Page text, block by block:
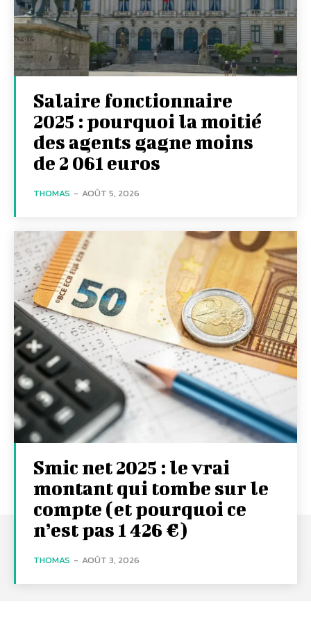
Salaire fonctionnaire
2025 : pourquoi la moitié
des agents gagne moins
de 2 061 euros
THOMAS - AOÛT 5, 2026
Smic net 2025 : le vrai
montant qui tombe sur le
compte (et pourquoi ce
n’est pas 1 426 €)
THOMAS - AOÛT 3, 2026